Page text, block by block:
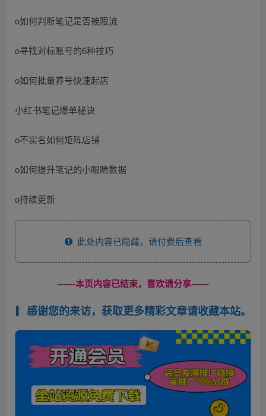
o如何判断笔记是否被限流
o寻找对标账号的6种技巧
o如何批量养号快速起店
小红书笔记爆单秘诀
o不实名如何矩阵店铺
o如何提升笔记的小眼睛数据
o持续更新
此处内容已隐藏，请付费后查看
------本页内容已结束，喜欢请分享------
感谢您的来访，获取更多精彩文章请收藏本站。